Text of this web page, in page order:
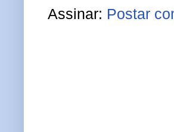
Assinar: Postar